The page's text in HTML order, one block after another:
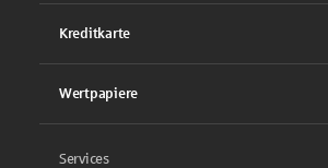
Kreditkarte
Wertpapiere
Services